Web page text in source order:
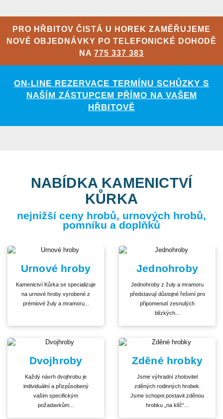
PRO HŘBITOV ČISTÁ U HOREK ZAMĚŘUJEME
NOVÉ OBJEDNÁVKY PO TELEFONICKÉ DOHODĚ
NA 775 337 383
ON-LINE REZERVACE TERMÍNU SCHŮZKY S
NAŠÍM ZÁSTUPCEM PŘÍMO NA VAŠEM
HŘBITOVĚ
NABÍDKA KAMENICTVÍ
KŮRKA
nejnižší ceny hrobů, urnových hrobů,
pomníku a doplňků
Urnové hroby
Kamenictví Kůrka se specializuje
na urnové hroby vyrobené z
prémiové žuly a mramoru...
Jednohroby
Jednohroby z žuly a mramoru
představují důstojné řešení pro
připomenutí zesnulých
blízkých...
Dvojhroby
Každý návrh dvojhrobu je
individuální a přizpůsobený
vašim specifickým
požadavkům...
Zděné hrobky
Jsme výhradní zhotovitel
zděných rodinných hrobek.
Jsme schopni postavit zděnou
hrobku „na klíč“...